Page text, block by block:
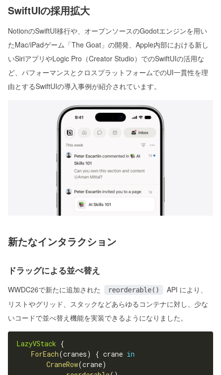
SwiftUIの採用拡大
NotionのSwiftUI移行や、オープンソースのGodotエンジンを用い
たMac/iPadゲーム「The Goat」の開発、Apple内部における新し
いSiriアプリやLogic Pro（Creator Studio）でのSwiftUIの活用な
ど、パフォーマンスとクロスプラットフォームでのUI一貫性を理
由とするSwiftUIの導入事例が紹介されています。
新たなインタラクション
ドラッグによる並べ替え
WWDC26で新たに追加された reorderable()
API により、
リストやグリッド、スタックなどあらゆるコンテナに対し、少な
いコードで並べ替え機能を実装できるようになりました。
LazyVStack {
ForEach(cranes) { crane in
CraneRow(crane)